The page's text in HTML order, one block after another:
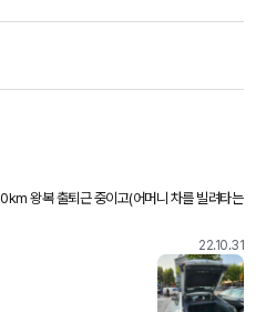
왕복 출퇴근 중이고(어머니 차를 빌려타는
탈 거 같고요 장거리 운전이
22.10.31